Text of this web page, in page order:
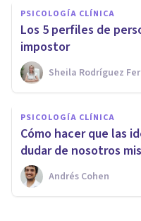
PSICOLOGÍA CLÍNICA
Los 5 perfiles de
impostor
Sheila Rodríguez
PSICOLOGÍA CLÍNICA
Cómo hacer que las
dudar de nosotros
Andrés Cohen